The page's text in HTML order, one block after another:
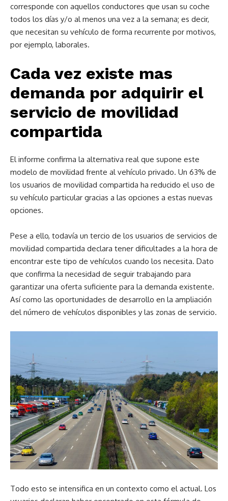
corresponde con aquellos conductores que usan su coche
todos los días y/o al menos una vez a la semana; es decir,
que necesitan su vehículo de forma recurrente por motivos,
por ejemplo, laborales.
Cada vez existe mas
demanda por adquirir el
servicio de movilidad
compartida
El informe confirma la alternativa real que supone este
modelo de movilidad frente al vehículo privado. Un 63% de
los usuarios de movilidad compartida ha reducido el uso de
su vehículo particular gracias a las opciones a estas nuevas
opciones.
Pese a ello, todavía un tercio de los usuarios de servicios de
movilidad compartida declara tener dificultades a la hora de
encontrar este tipo de vehículos cuando los necesita. Dato
que confirma la necesidad de seguir trabajando para
garantizar una oferta suficiente para la demanda existente.
Así como las oportunidades de desarrollo en la ampliación
del número de vehículos disponibles y las zonas de servicio.
Todo esto se intensifica en un contexto como el actual. Los